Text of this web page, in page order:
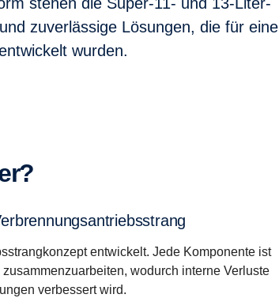
zuverlässige Lösungen, die für eine
wurden.
entwickelt. Jede Komponente ist
wodurch interne Verluste
verbessert wird.